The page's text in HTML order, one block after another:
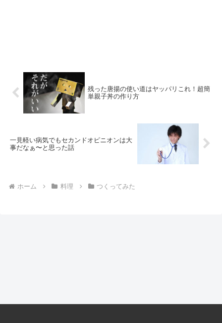
残った唐揚の使い道はヤッパリこれ！超簡
単親子丼の作り方
一見軽い病気でもセカンドオピニオンは大
事だなぁ〜と思った話
ホーム 料理 つくってみた